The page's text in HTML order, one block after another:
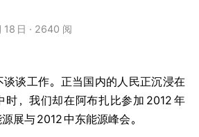
18 日 2640 阅
谈工作。正当国内的人民正沉浸在
时，我们却在阿布扎比参加 2012 年
展与2012中东能源峰会。